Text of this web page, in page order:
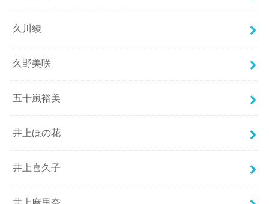
久川綾
久野美咲
五十嵐裕美
井上ほの花
井上喜久子